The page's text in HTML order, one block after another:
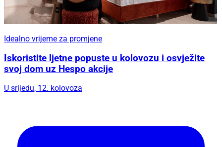
Idealno vrijeme za promjene
Iskoristite ljetne popuste u kolovozu i osvježite
svoj dom uz Hespo akcije
U srijedu, 12. kolovoza